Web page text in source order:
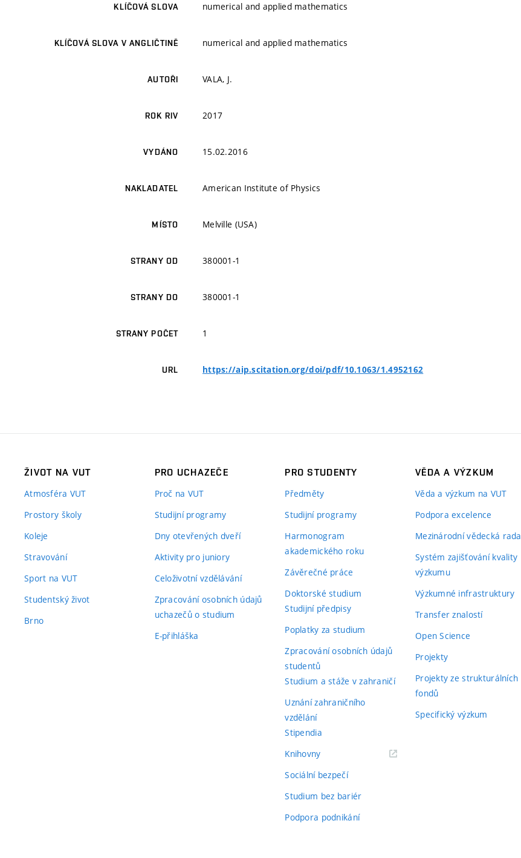
KLÍČOVÁ SLOVA numerical and applied mathematics
KLÍČOVÁ SLOVA V ANGLIČTINĚ numerical and applied mathematics
AUTOŘI VALA, J.
ROK RIV 2017
VYDÁNO 15.02.2016
NAKLADATEL American Institute of Physics
MÍSTO Melville (USA)
STRANY OD 380001-1
STRANY DO 380001-1
STRANY POČET 1
URL https://aip.scitation.org/doi/pdf/10.1063/1.4952162
ŽIVOT NA VUT
Atmosféra VUT
Prostory školy
Koleje
Stravování
Sport na VUT
Studentský život
Brno
PRO UCHAZEČE
Proč na VUT
Studijní programy
Dny otevřených dveří
Aktivity pro juniory
Celoživotní vzdělávání
Zpracování osobních údajů
uchazečů o studium
E-přihláška
PRO STUDENTY
Předměty
Studijní programy
Harmonogram
akademického roku
Závěrečné práce
Doktorské studium
Studijní předpisy
Poplatky za studium
Zpracování osobních údajů
studentů
Studium a stáže v zahraničí
Uznání zahraničního
vzdělání
Stipendia
Knihovny(externí
Sociální bezpečí
Studium bez bariér
Podpora podnikání
VĚDA A VÝZKUM
Věda a výzkum na VUT
Podpora excelence
Mezinárodní vědecká rada
Systém zajišťování kvality
výzkumu
Výzkumné infrastruktury
Transfer znalostí
Open Science
Projekty
Projekty ze strukturálních
fondů
Specifický výzkum